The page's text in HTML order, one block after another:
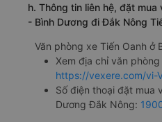
h. Thông tin liên hệ, đặt
- Bình Dương đi Đắk Nông
Văn phòng xe Tiến Oanh ở
Xem địa chỉ văn
https://vexere.com/vi-
Số điện thoại đặt mua
Dương Đắk Nông: